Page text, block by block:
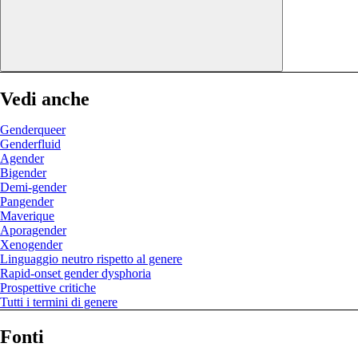
Vedi anche
Genderqueer
Genderfluid
Agender
Bigender
Demi-gender
Pangender
Maverique
Aporagender
Xenogender
Linguaggio neutro rispetto al genere
Rapid-onset gender dysphoria
Prospettive critiche
Tutti i termini di genere
Fonti